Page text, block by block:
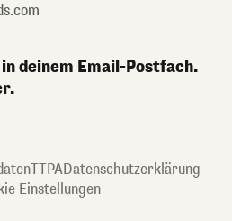
deinem Email-Postfach.
TTPADatenschutzerklärung
Einstellungen